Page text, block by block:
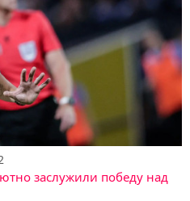
заслужили победу над